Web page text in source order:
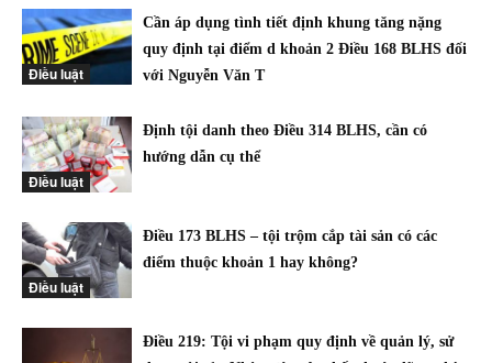
Điều luật
Cần áp dụng tình tiết định khung tăng nặng
quy định tại điểm d khoản 2 Điều 168 BLHS đối
với Nguyễn Văn T
Điều luật
Định tội danh theo Điều 314 BLHS, cần có
hướng dẫn cụ thể
Điều luật
Điều 173 BLHS – tội trộm cắp tài sản có các
điểm thuộc khoản 1 hay không?
Điều 219: Tội vi phạm quy định về quản lý, sử